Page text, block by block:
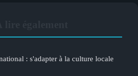
: s'adapter à la culture locale